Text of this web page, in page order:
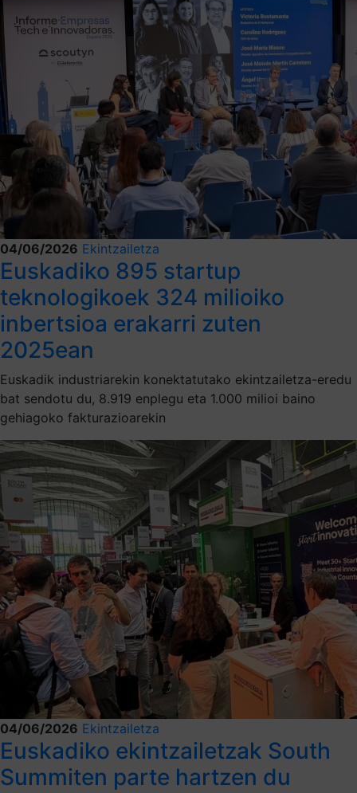
04/06/2026 Ekintzailetza
Euskadiko 895 startup
teknologikoek 324 milioiko
inbertsioa erakarri zuten
2025ean
Euskadik industriarekin konektatutako ekintzailetza-eredu
bat sendotu du, 8.919 enplegu eta 1.000 milioi baino
gehiagoko fakturazioarekin
04/06/2026 Ekintzailetza
Euskadiko ekintzailetzak South
Summiten parte hartzen du